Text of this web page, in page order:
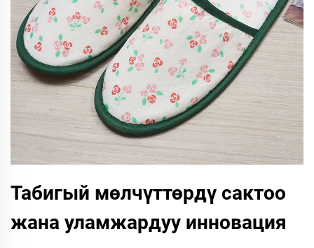
Табигый мөлчүттөрдү сактоо
жана уламжардуу инновация